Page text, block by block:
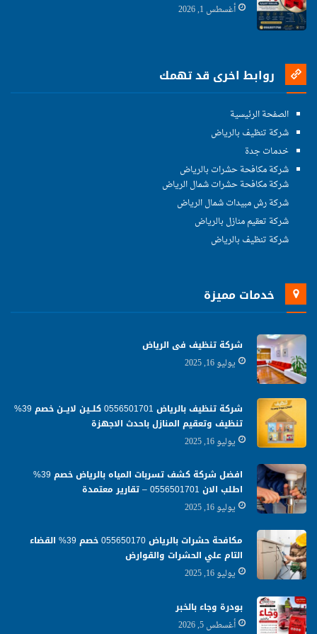
أغسطس 1, 2026
روابط اخرى قد تهمك
الصفحة الرئيسية
شركة تنظيف بالرياض
خدمات جدة
شركة مكافحة حشرات بالرياض
شركة مكافحة حشرات شمال الرياض
شركة رش مبيدات شمال الرياض
شركة تعقيم منازل بالرياض
شركة تنظيف بالرياض
خدمات مميزة
شركة تنظيف فى الرياض
يوليو 16, 2025
شركة تنظيف بالرياض 0556501701 كلــين لايــن خصم 39%
تنظيف وتعقيم المنازل باحدث الاجهزة
يوليو 16, 2025
افضل شركة كشف تسربات المياه بالرياض خصم 39%
اطلب الان 0556501701‬‏ – تقارير معتمدة
يوليو 16, 2025
مكافحة حشرات بالرياض 055650170 خصم 39% القضاء
التام علي الحشرات والقوارض
يوليو 16, 2025
بودرة وجاء بالخبر
أغسطس 5, 2026